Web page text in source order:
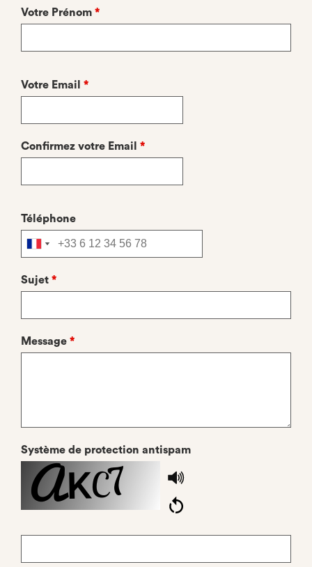
Votre Prénom *
Votre Email *
Confirmez votre Email *
Téléphone
Sujet *
Message *
Système de protection antispam